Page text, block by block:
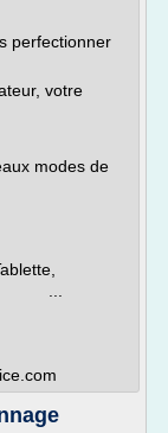
perfectionner
votre
modes de
...